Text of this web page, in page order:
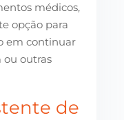
médicos,
opção para
em continuar
ou outras
de